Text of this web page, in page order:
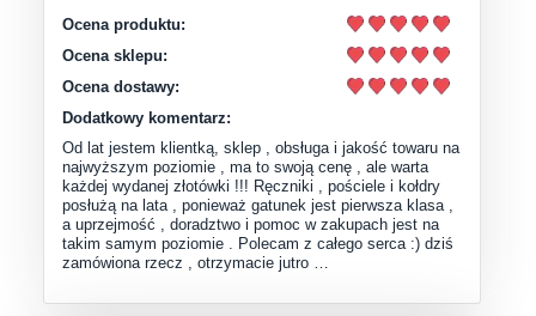
Ocena produktu:
Ocena sklepu:
Ocena dostawy:
Dodatkowy komentarz:
Od lat jestem klientką, sklep , obsługa i jakość towaru na
najwyższym poziomie , ma to swoją cenę , ale warta
każdej wydanej złotówki !!! Ręczniki , pościele i kołdry
posłużą na lata , ponieważ gatunek jest pierwsza klasa ,
a uprzejmość , doradztwo i pomoc w zakupach jest na
takim samym poziomie . Polecam z całego serca :) dziś
zamówiona rzecz , otrzymacie jutro …